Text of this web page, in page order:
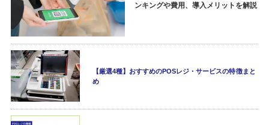
ンキングや費用、導入メリットを解説
【厳選4種】おすすめのPOSレジ・サービスの特徴まと
め